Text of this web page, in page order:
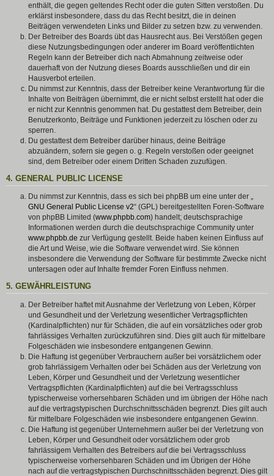
enthält, die gegen geltendes Recht oder die guten Sitten verstoßen. Du
erklärst insbesondere, dass du das Recht besitzt, die in deinen
Beiträgen verwendeten Links und Bilder zu setzen bzw. zu verwenden.
Der Betreiber des Boards übt das Hausrecht aus. Bei Verstößen gegen
diese Nutzungsbedingungen oder anderer im Board veröffentlichten
Regeln kann der Betreiber dich nach Abmahnung zeitweise oder
dauerhaft von der Nutzung dieses Boards ausschließen und dir ein
Hausverbot erteilen.
Du nimmst zur Kenntnis, dass der Betreiber keine Verantwortung für die
Inhalte von Beiträgen übernimmt, die er nicht selbst erstellt hat oder die
er nicht zur Kenntnis genommen hat. Du gestattest dem Betreiber, dein
Benutzerkonto, Beiträge und Funktionen jederzeit zu löschen oder zu
sperren.
Du gestattest dem Betreiber darüber hinaus, deine Beiträge
abzuändern, sofern sie gegen o. g. Regeln verstoßen oder geeignet
sind, dem Betreiber oder einem Dritten Schaden zuzufügen.
4. GENERAL PUBLIC LICENSE
Du nimmst zur Kenntnis, dass es sich bei phpBB um eine unter der „
GNU General Public License v2“ (GPL) bereitgestellten Foren-Software
von phpBB Limited (www.phpbb.com) handelt; deutschsprachige
Informationen werden durch die deutschsprachige Community unter
www.phpbb.de zur Verfügung gestellt. Beide haben keinen Einfluss auf
die Art und Weise, wie die Software verwendet wird. Sie können
insbesondere die Verwendung der Software für bestimmte Zwecke nicht
untersagen oder auf Inhalte fremder Foren Einfluss nehmen.
5. GEWÄHRLEISTUNG
Der Betreiber haftet mit Ausnahme der Verletzung von Leben, Körper
und Gesundheit und der Verletzung wesentlicher Vertragspflichten
(Kardinalpflichten) nur für Schäden, die auf ein vorsätzliches oder grob
fahrlässiges Verhalten zurückzuführen sind. Dies gilt auch für mittelbare
Folgeschäden wie insbesondere entgangenen Gewinn.
Die Haftung ist gegenüber Verbrauchern außer bei vorsätzlichem oder
grob fahrlässigem Verhalten oder bei Schäden aus der Verletzung von
Leben, Körper und Gesundheit und der Verletzung wesentlicher
Vertragspflichten (Kardinalpflichten) auf die bei Vertragsschluss
typischerweise vorhersehbaren Schäden und im übrigen der Höhe nach
auf die vertragstypischen Durchschnittsschäden begrenzt. Dies gilt auch
für mittelbare Folgeschäden wie insbesondere entgangenen Gewinn.
Die Haftung ist gegenüber Unternehmern außer bei der Verletzung von
Leben, Körper und Gesundheit oder vorsätzlichem oder grob
fahrlässigem Verhalten des Betreibers auf die bei Vertragsschluss
typischerweise vorhersehbaren Schäden und im Übrigen der Höhe
nach auf die vertragstypischen Durchschnittsschäden begrenzt. Dies gilt